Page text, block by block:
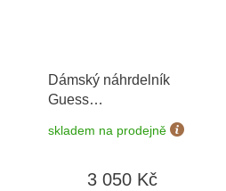
Dámský náhrdelník
Guess
JUBN06278JWYGT
skladem na prodejně
3 050 Kč